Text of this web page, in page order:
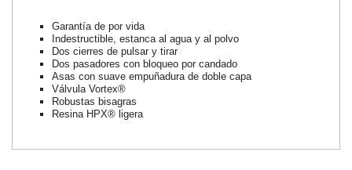
Garantía de por vida
Indestructible, estanca al agua y al polvo
Dos cierres de pulsar y tirar
Dos pasadores con bloqueo por candado
Asas con suave empuñadura de doble capa
Válvula Vortex®
Robustas bisagras
Resina HPX® ligera